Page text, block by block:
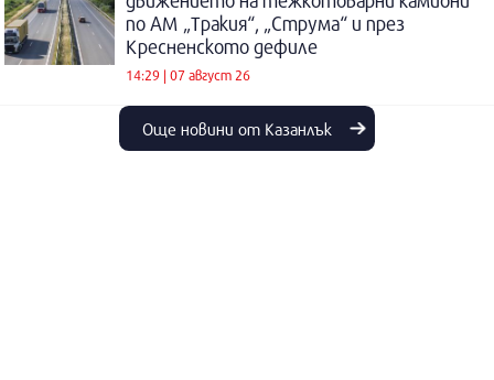
по АМ „Тракия“, „Струма“ и през
Кресненското дефиле
14:29 | 07 август 26
Още новини от Казанлък